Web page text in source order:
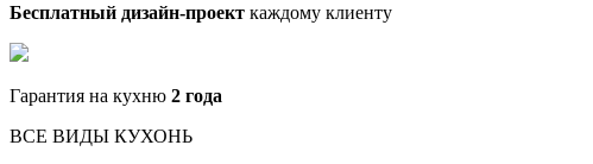
Бесплатный дизайн-проект каждому клиенту
Гарантия на кухню 2 года
ВСЕ ВИДЫ КУХОНЬ